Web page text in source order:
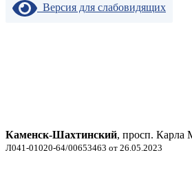
Версия для слабовидящих
Каменск-Шахтинский, просп. Карла
Л041-01020-64/00653463 от 26.05.2023